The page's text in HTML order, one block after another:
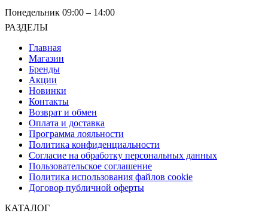
Понедельник 09:00 – 14:00
РАЗДЕЛЫ
Главная
Магазин
Бренды
Акции
Новинки
Контакты
Возврат и обмен
Оплата и доставка
Программа лояльности
Политика конфиденциальности
Согласие на обработку персональных данных
Пользовательское соглашение
Политика использования файлов cookie
Договор публичной оферты
КАТАЛОГ